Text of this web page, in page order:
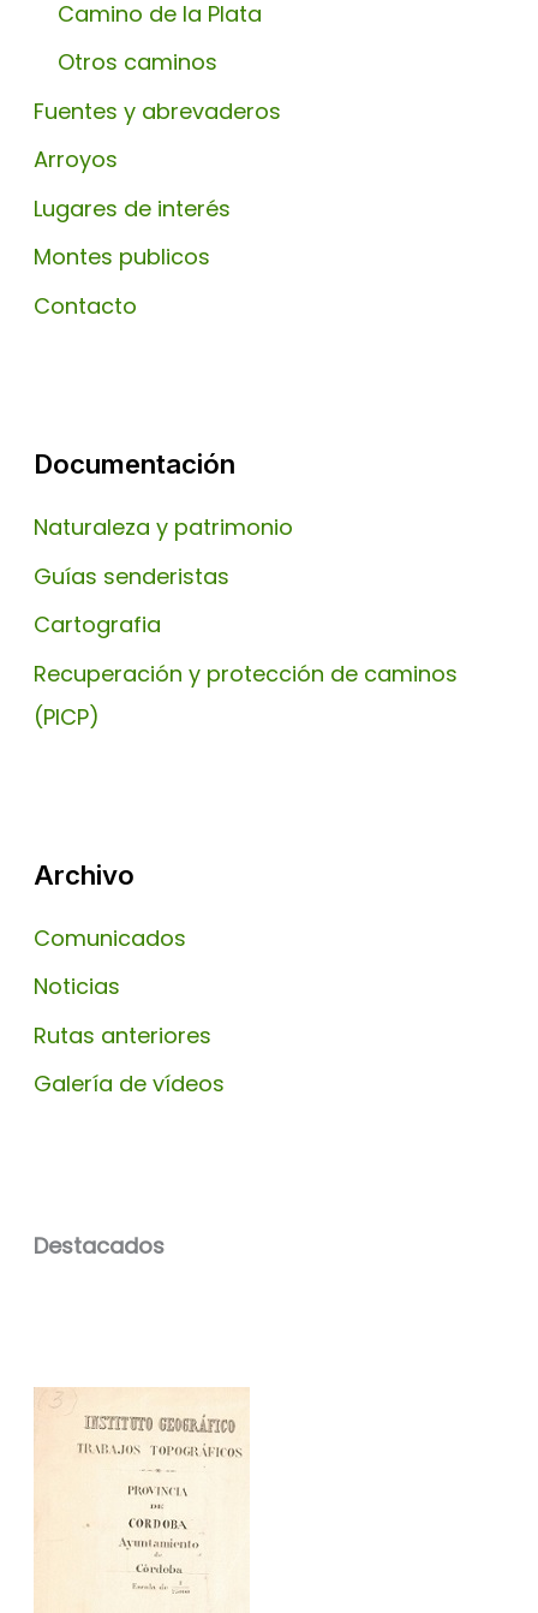
Camino de la Plata
Otros caminos
Fuentes y abrevaderos
Arroyos
Lugares de interés
Montes publicos
Contacto
Documentación
Naturaleza y patrimonio
Guías senderistas
Cartografia
Recuperación y protección de caminos
(PICP)
Archivo
Comunicados
Noticias
Rutas anteriores
Galería de vídeos
Destacados